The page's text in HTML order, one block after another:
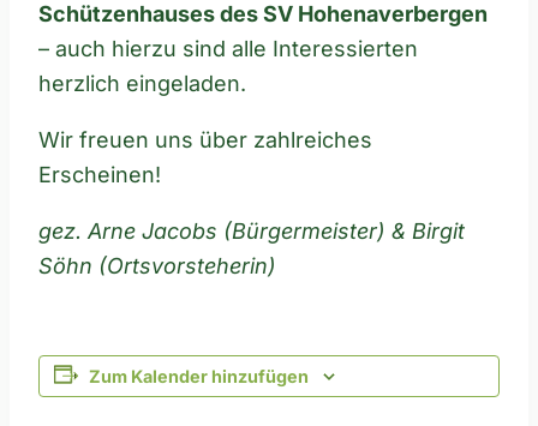
Schützenhauses des SV Hohenaverbergen
– auch hierzu sind alle Interessierten
herzlich eingeladen.
Wir freuen uns über zahlreiches
Erscheinen!
gez. Arne Jacobs (Bürgermeister) & Birgit
Söhn (Ortsvorsteherin)
Zum Kalender hinzufügen